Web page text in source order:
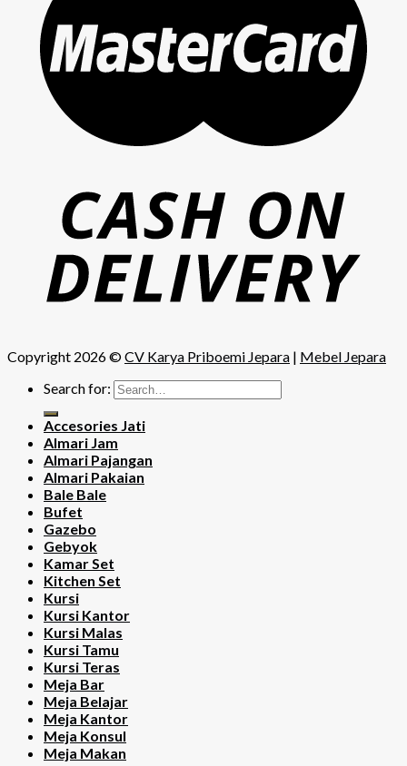
Copyright 2026 ©CV Karya Priboemi Jepara | Mebel Jepara
Search for:
Accesories Jati
Almari Jam
Almari Pajangan
Almari Pakaian
Bale Bale
Bufet
Gazebo
Gebyok
Kamar Set
Kitchen Set
Kursi
Kursi Kantor
Kursi Malas
Kursi Tamu
Kursi Teras
Meja Bar
Meja Belajar
Meja Kantor
Meja Konsul
Meja Makan